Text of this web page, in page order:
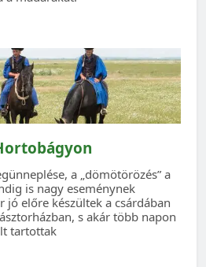
a „dömötörözés” a
is nagy eseménynek
előre készültek a csárdában
s akár több napon
tartottak